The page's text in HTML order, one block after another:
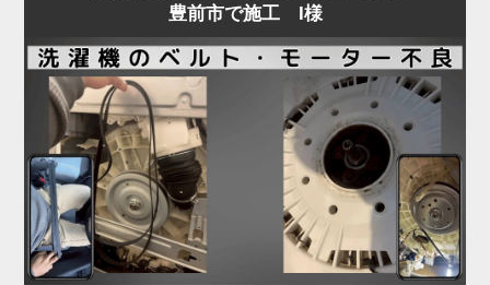
れにショックを受ける豊前市のお客様が後を絶ちま
せん。
給水弁が故障する時期は、購入から数年が経過し、
洗濯槽の裏側も汚れが溜まりきっているタイミング
と重なります。
「家電の達人」では、修理訪問の機会を活かして、
同時に洗濯機分解クリーニングを行うことを推奨し
ています。
豊前市で施工 I様